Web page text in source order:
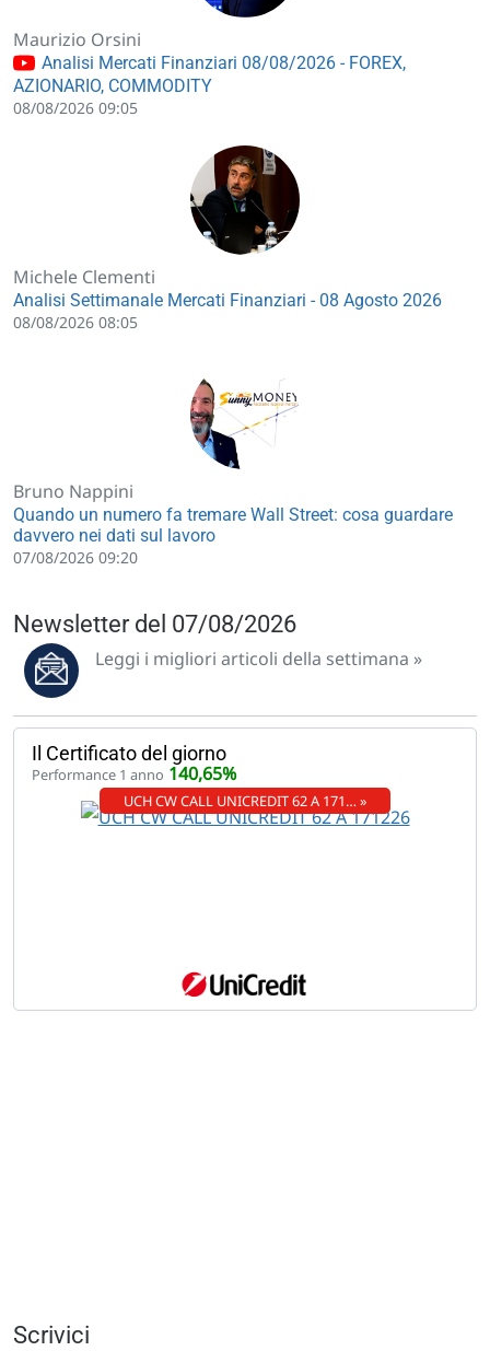
Maurizio Orsini
Analisi Mercati Finanziari 08/08/2026 - FOREX,
AZIONARIO, COMMODITY
08/08/2026 09:05
Michele Clementi
Analisi Settimanale Mercati Finanziari - 08 Agosto 2026
08/08/2026 08:05
Bruno Nappini
Quando un numero fa tremare Wall Street: cosa guardare
davvero nei dati sul lavoro
07/08/2026 09:20
Newsletter del 07/08/2026
Leggi i migliori articoli della settimana »
Il Certificato del giorno
Performance 1 anno 140,65%
UCH CW CALL UNICREDIT 62 A 171… »
Scrivici